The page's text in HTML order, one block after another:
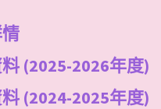
(2025-2026年度)
(2024-2025年度)